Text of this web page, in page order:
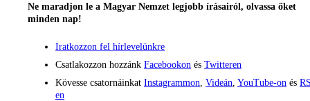
Ne maradjon le a Magyar Nemzet legjobb írásairól, olvassa őket
minden nap!
Iratkozzon fel hírlevelünkre
Csatlakozzon hozzánk Facebookon és Twitteren
Kövesse csatornáinkat Instagrammon Videán YouTube-on és
en